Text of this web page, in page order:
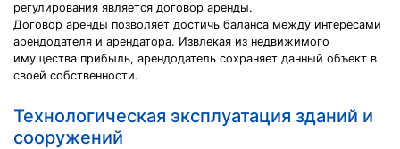
регулирования является договор аренды.
Договор аренды позволяет достичь баланса между интересами
арендодателя и арендатора. Извлекая из недвижимого
имущества прибыль, арендодатель сохраняет данный объект в
своей собственности.
Технологическая эксплуатация зданий и
сооружений